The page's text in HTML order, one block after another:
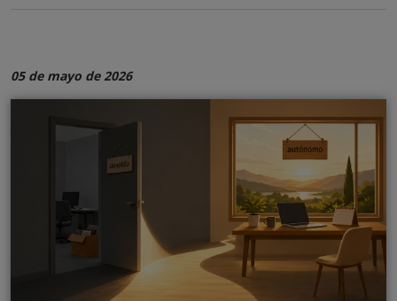
05 de mayo de 2026